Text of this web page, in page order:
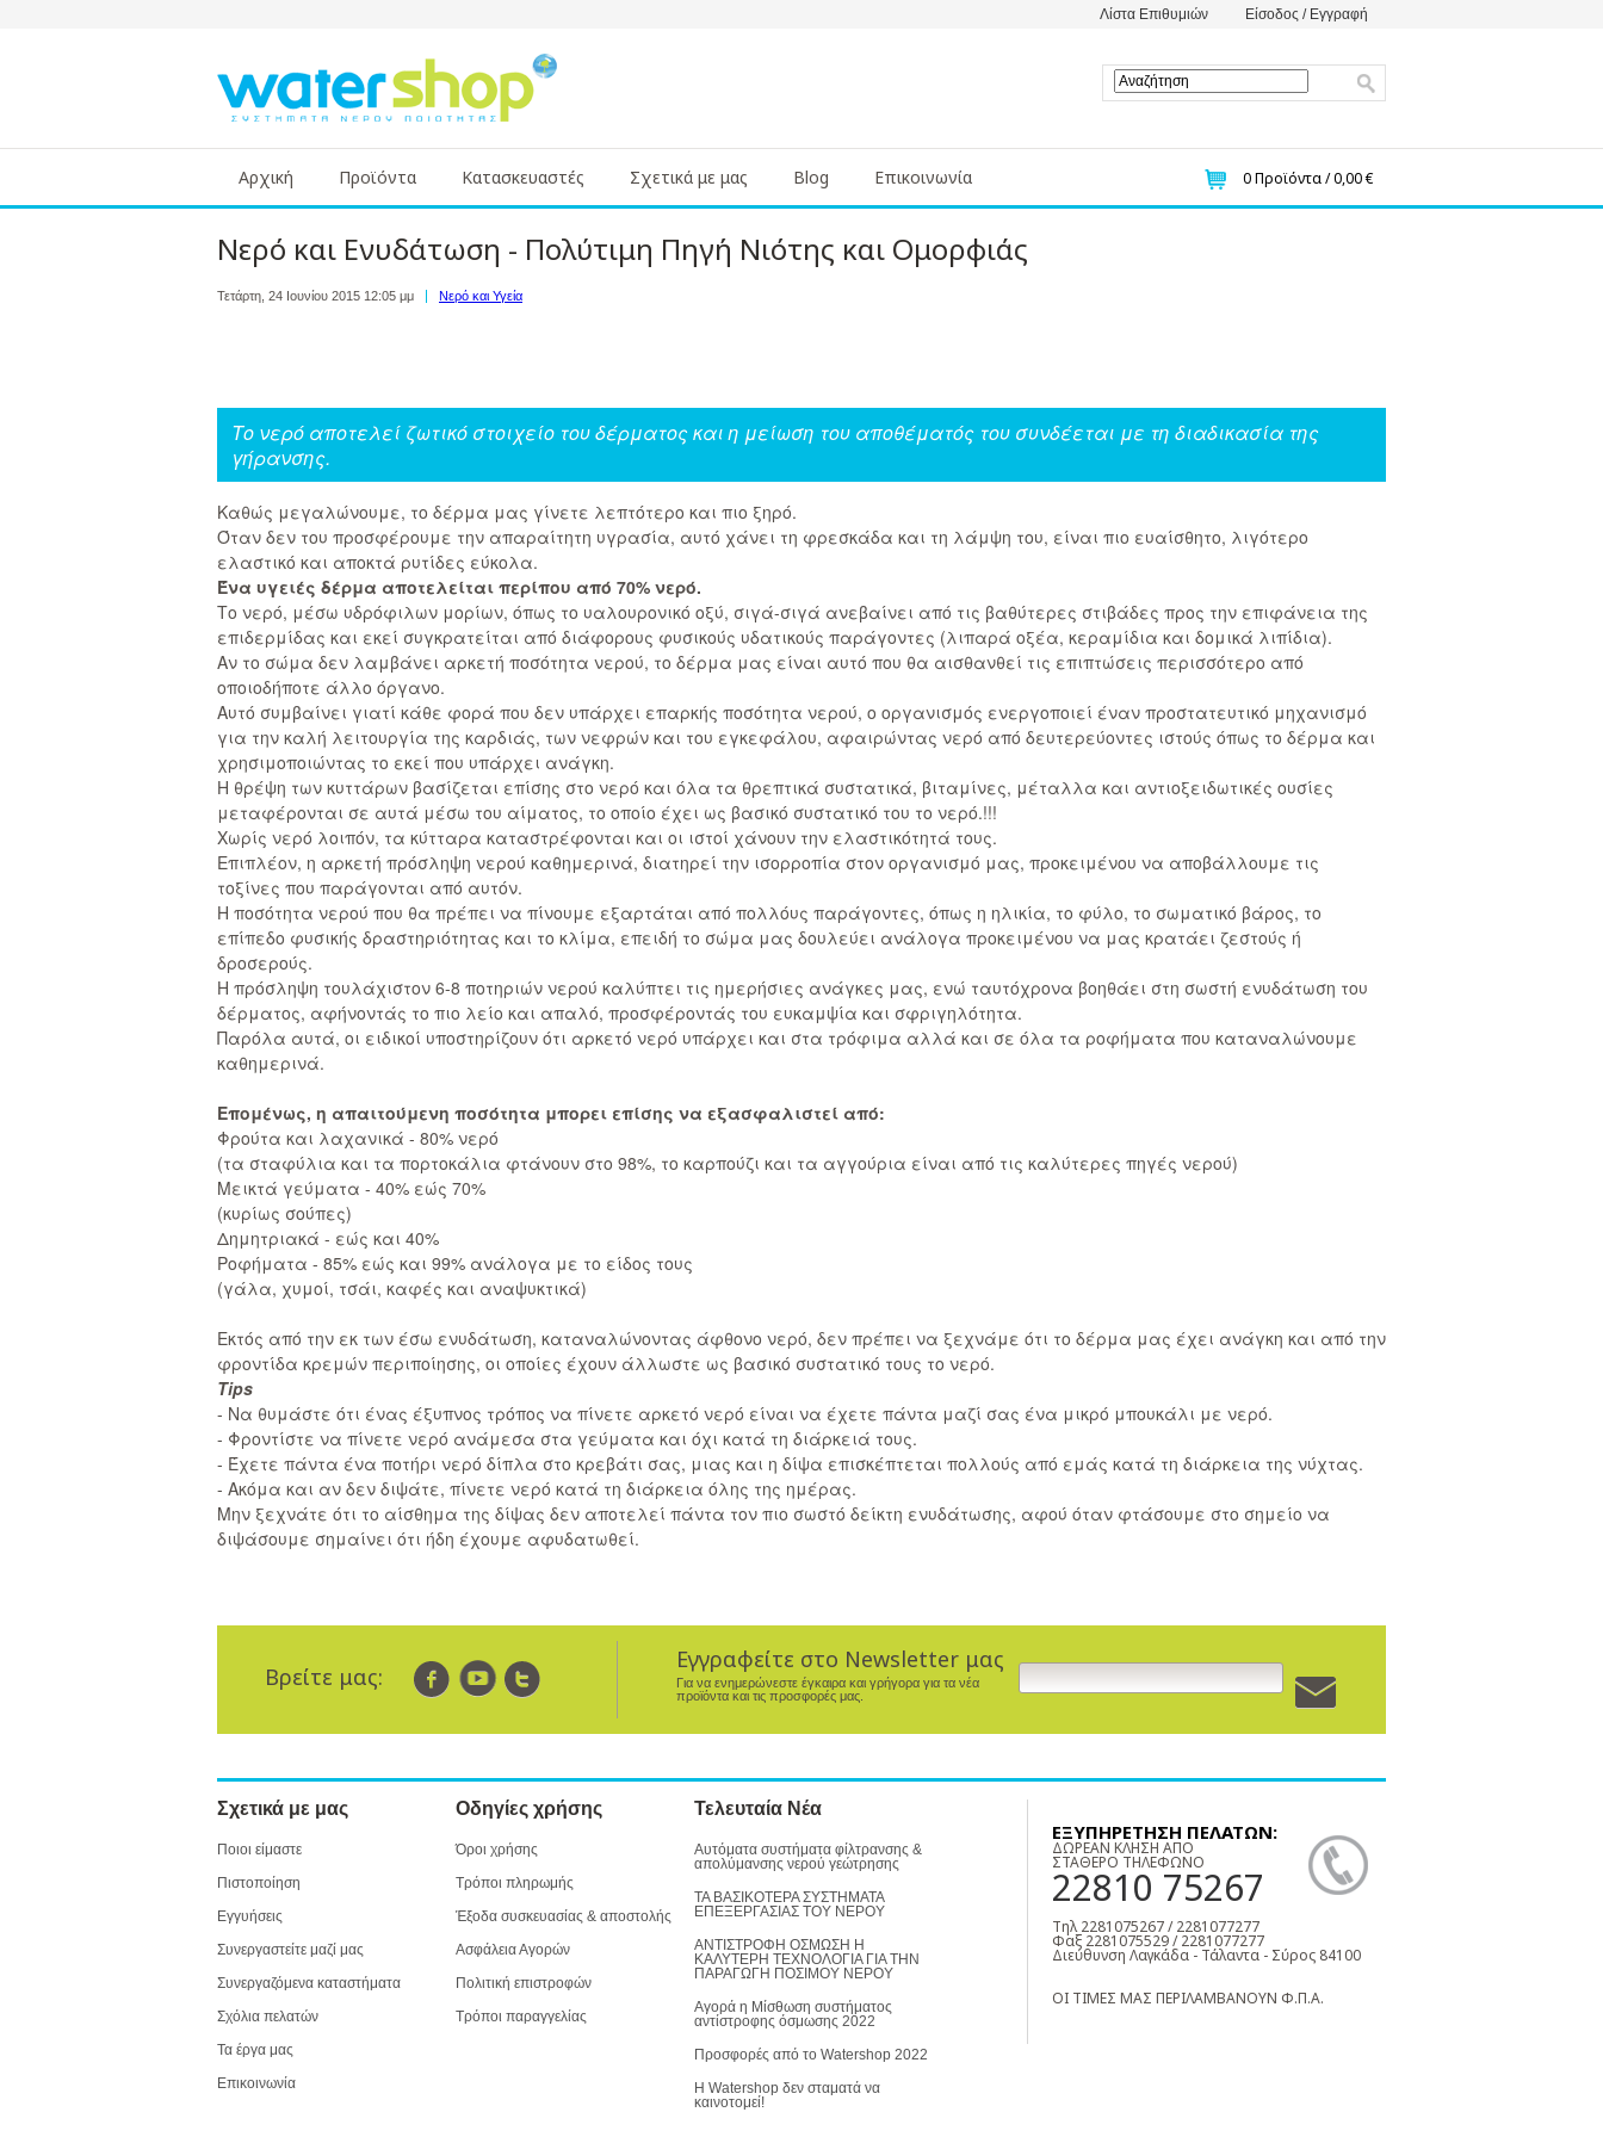
Λίστα Επιθυμιών Είσοδος / Εγγραφή
Αρχική Προϊόντα Κατασκευαστές Σχετικά με μας Blog Επικοινωνία 0Προϊόντα /0,00 €
Nερό και Ενυδάτωση - Πολύτιμη Πηγή Νιότης και Ομορφιάς
Τετάρτη, 24 Ιουνίου 2015 12:05 μμ Νερό και Υγεία
Το νερό αποτελεί ζωτικό στοιχείο του δέρματος και η μείωση του αποθέματός του συνδέεται με τη διαδικασία της
γήρανσης.
Καθώς μεγαλώνουμε, το δέρμα μας γίνετε λεπτότερο και πιο ξηρό.
Όταν δεν του προσφέρουμε την απαραίτητη υγρασία, αυτό χάνει τη φρεσκάδα και τη λάμψη του, είναι πιο ευαίσθητο, λιγότερο
ελαστικό και αποκτά ρυτίδες εύκολα.
Ένα υγειές δέρμα αποτελείται περίπου από 70% νερό.
Το νερό, μέσω υδρόφιλων μορίων, όπως το υαλουρονικό οξύ, σιγά-σιγά ανεβαίνει από τις βαθύτερες στιβάδες προς την επιφάνεια της
επιδερμίδας και εκεί συγκρατείται από διάφορους φυσικούς υδατικούς παράγοντες (λιπαρά οξέα, κεραμίδια και δομικά λιπίδια).
Αν το σώμα δεν λαμβάνει αρκετή ποσότητα νερού, το δέρμα μας είναι αυτό που θα αισθανθεί τις επιπτώσεις περισσότερο από
οποιοδήποτε άλλο όργανο.
Αυτό συμβαίνει γιατί κάθε φορά που δεν υπάρχει επαρκής ποσότητα νερού, ο οργανισμός ενεργοποιεί έναν προστατευτικό μηχανισμό
για την καλή λειτουργία της καρδιάς, των νεφρών και του εγκεφάλου, αφαιρώντας νερό από δευτερεύοντες ιστούς όπως το δέρμα και
χρησιμοποιώντας το εκεί που υπάρχει ανάγκη.
Η θρέψη των κυττάρων βασίζεται επίσης στο νερό και όλα τα θρεπτικά συστατικά, βιταμίνες, μέταλλα και αντιοξειδωτικές ουσίες
μεταφέρονται σε αυτά μέσω του αίματος, το οποίο έχει ως βασικό συστατικό του το νερό.!!!
Χωρίς νερό λοιπόν, τα κύτταρα καταστρέφονται και οι ιστοί χάνουν την ελαστικότητά τους.
Επιπλέον, η αρκετή πρόσληψη νερού καθημερινά, διατηρεί την ισορροπία στον οργανισμό μας, προκειμένου να αποβάλλουμε τις
τοξίνες που παράγονται από αυτόν.
Η ποσότητα νερού που θα πρέπει να πίνουμε εξαρτάται από πολλόυς παράγοντες, όπως η ηλικία, το φύλο, το σωματικό βάρος, το
επίπεδο φυσικής δραστηριότητας και το κλίμα, επειδή το σώμα μας δουλεύει ανάλογα προκειμένου να μας κρατάει ζεστούς ή
δροσερούς.
Η πρόσληψη τουλάχιστον 6-8 ποτηριών νερού καλύπτει τις ημερήσιες ανάγκες μας, ενώ ταυτόχρονα βοηθάει στη σωστή ενυδάτωση του
δέρματος, αφήνοντάς το πιο λείο και απαλό, προσφέροντάς του ευκαμψία και σφριγηλότητα.
Παρόλα αυτά, οι ειδικοί υποστηρίζουν ότι αρκετό νερό υπάρχει και στα τρόφιμα αλλά και σε όλα τα ροφήματα που καταναλώνουμε
καθημερινά.
Επομένως, η απαιτούμενη ποσότητα μπορει επίσης να εξασφαλιστεί από:
Φρούτα και λαχανικά - 80% νερό
(τα σταφύλια και τα πορτοκάλια φτάνουν στο 98%, το καρπούζι και τα αγγούρια είναι από τις καλύτερες πηγές νερού)
Μεικτά γεύματα - 40% εώς 70%
(κυρίως σούπες)
Δημητριακά - εώς και 40%
Ροφήματα - 85% εώς και 99% ανάλογα με το είδος τους
(γάλα, χυμοί, τσάι, καφές και αναψυκτικά)
Εκτός από την εκ των έσω ενυδάτωση, καταναλώνοντας άφθονο νερό, δεν πρέπει να ξεχνάμε ότι το δέρμα μας έχει ανάγκη και από την
φροντίδα κρεμών περιποίησης, οι οποίες έχουν άλλωστε ως βασικό συστατικό τους το νερό.
Tips
- Να θυμάστε ότι ένας έξυπνος τρόπος να πίνετε αρκετό νερό είναι να έχετε πάντα μαζί σας ένα μικρό μπουκάλι με νερό.
- Φροντίστε να πίνετε νερό ανάμεσα στα γεύματα και όχι κατά τη διάρκειά τους.
- Έχετε πάντα ένα ποτήρι νερό δίπλα στο κρεβάτι σας, μιας και η δίψα επισκέπτεται πολλούς από εμάς κατά τη διάρκεια της νύχτας.
- Ακόμα και αν δεν διψάτε, πίνετε νερό κατά τη διάρκεια όλης της ημέρας.
Μην ξεχνάτε ότι το αίσθημα της δίψας δεν αποτελεί πάντα τον πιο σωστό δείκτη ενυδάτωσης, αφού όταν φτάσουμε στο σημείο να
διψάσουμε σημαίνει ότι ήδη έχουμε αφυδατωθεί.
Βρείτε μας:
Εγγραφείτε στο Newsletter μας
Για να ενημερώνεστε έγκαιρα και γρήγορα για τα νέα
προϊόντα και τις προσφορές μας.
Σχετικά με μας
Ποιοι είμαστε
Πιστοποίηση
Εγγυήσεις
Συνεργαστείτε μαζί μας
Συνεργαζόμενα καταστήματα
Σχόλια πελατών
Τα έργα μας
Επικοινωνία
Οδηγίες χρήσης
Όροι χρήσης
Τρόποι πληρωμής
Έξοδα συσκευασίας & αποστολής
Ασφάλεια Αγορών
Πολιτική επιστροφών
Τρόποι παραγγελίας
Τελευταία Νέα
Αυτόματα συστήματα φίλτρανσης &
απολύμανσης νερού γεώτρησης
ΤΑ ΒΑΣΙΚΟΤΕΡΑ ΣΥΣΤΗΜΑΤΑ
ΕΠΕΞΕΡΓΑΣΙΑΣ ΤΟΥ ΝΕΡΟΥ
ΑΝΤΙΣΤΡΟΦΗ ΟΣΜΩΣΗ Η
ΚΑΛΥΤΕΡΗ ΤΕΧΝΟΛΟΓΙΑ ΓΙΑ ΤΗΝ
ΠΑΡΑΓΩΓΗ ΠΟΣΙΜΟΥ ΝΕΡΟΥ
Αγορά η Μίσθωση συστήματος
αντίστροφης όσμωσης 2022
Προσφορές από το Watershop 2022
Η Watershop δεν σταματά να
καινοτομεί!
ΕΞΥΠΗΡΕΤΗΣΗ ΠΕΛΑΤΩΝ:
ΔΩΡΕΑΝ ΚΛΗΣΗ ΑΠΟ
ΣΤΑΘΕΡΟ ΤΗΛΕΦΩΝΟ
22810 75267
Τηλ 2281075267 / 2281077277
Φαξ 2281075529 / 2281077277
Διεύθυνση Λαγκάδα - Τάλαντα - Σύρος 84100
ΟΙ ΤΙΜΕΣ ΜΑΣ ΠΕΡΙΛΑΜΒΑΝΟΥΝ Φ.Π.Α.